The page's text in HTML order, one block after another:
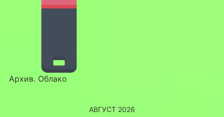
Архив. Облако
АВГУСТ 2026